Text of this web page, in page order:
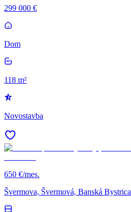
299 000 €
Dom
118 m²
Novostavba
650 €/mes.
Švermova, Švermová, Banská Bystrica